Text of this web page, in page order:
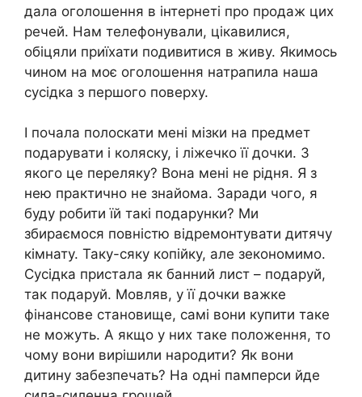
дала оголошення в інтернеті про продаж цих
речей. Нам телефонували, цікавилися,
обіцяли приїхати подивитися в живу. Якимось
чином на моє оголошення натрапила наша
сусідка з першого поверху.
І почала полоскати мені мізки на предмет
подарувати і коляску, і ліжечко її дочки. З
якого це переляку? Вона мені не рідня. Я з
нею практично не знайома. Заради чого, я
буду робити їй такі подарунки? Ми
збираємося повністю відремонтувати дитячу
кімнату. Таку-сяку копійку, але зекономимо.
Сусідка пристала як банний лист – подаруй,
так подаруй. Мовляв, у її дочки важке
фінансове становище, самі вони купити таке
не можуть. А якщо у них таке положення, то
чому вони вирішили народити? Як вони
дитину забезпечать? На одні памперси йде